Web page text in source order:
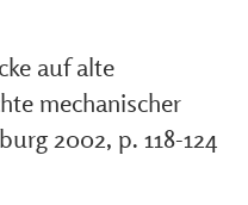
auf alte
mechanischer
2002, p. 118-124